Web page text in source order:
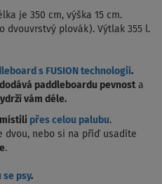
je 350 cm, výška 15 cm.
dvouvrstvý plovák). Výtlak 355 l.
s FUSION technologií.
dodává paddleboardu pevnost a
vám déle.
přes celou palubu.
dvou, nebo si na příď usadíte
.
se psy.